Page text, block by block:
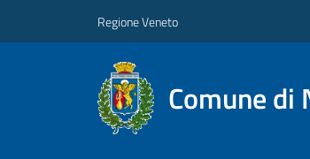
Regione Veneto
Comune di